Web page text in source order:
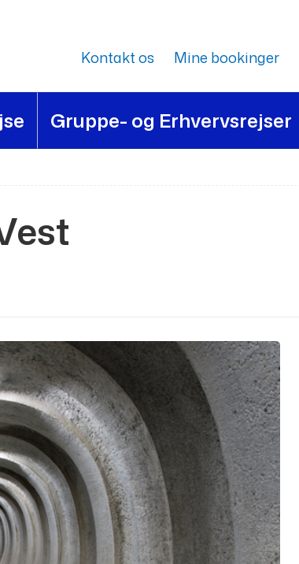
Kontakt os Mine bookinger
Gruppe- og Erhvervsrejser